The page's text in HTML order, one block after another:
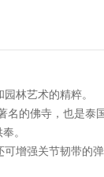
林艺术的精粹。
的佛寺，也是泰
。
增强关节韧带的